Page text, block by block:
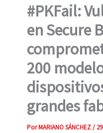
#PKFail:
en Secure
200
grandes
PorMARIANO SÁNCHEZ/